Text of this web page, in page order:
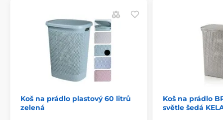
Koš na prádlo plastový 60 litrů
zelená
Koš na prádlo
světle šedá